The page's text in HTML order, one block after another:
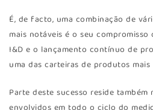
É, de facto, uma combinação de
mais notáveis é o seu
I&D e o lançamento contínuo de
uma das carteiras de produtos
Parte deste sucesso reside